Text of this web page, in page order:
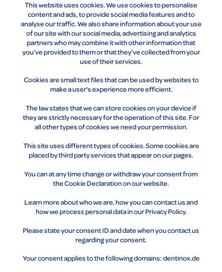
This website uses cookies. We use cookies to personalise
content and ads, to provide social media features and to
analyse our traffic. We also share information about your use
of our site with our social media, advertising and analytics
partners who may combine it with other information that
you’ve provided to them or that they’ve collected from your
use of their services.
Cookies are small text files that can be used by websites to
make a user's experience more efficient.
The law states that we can store cookies on your device if
they are strictly necessary for the operation of this site. For
all other types of cookies we need your permission.
This site uses different types of cookies. Some cookies are
placed by third party services that appear on our pages.
You can at any time change or withdraw your consent from
the Cookie Declaration on our website.
Learn more about who we are, how you can contact us and
how we process personal data in our Privacy Policy.
Please state your consent ID and date when you contact us
regarding your consent.
Your consent applies to the following domains: dentinox.de